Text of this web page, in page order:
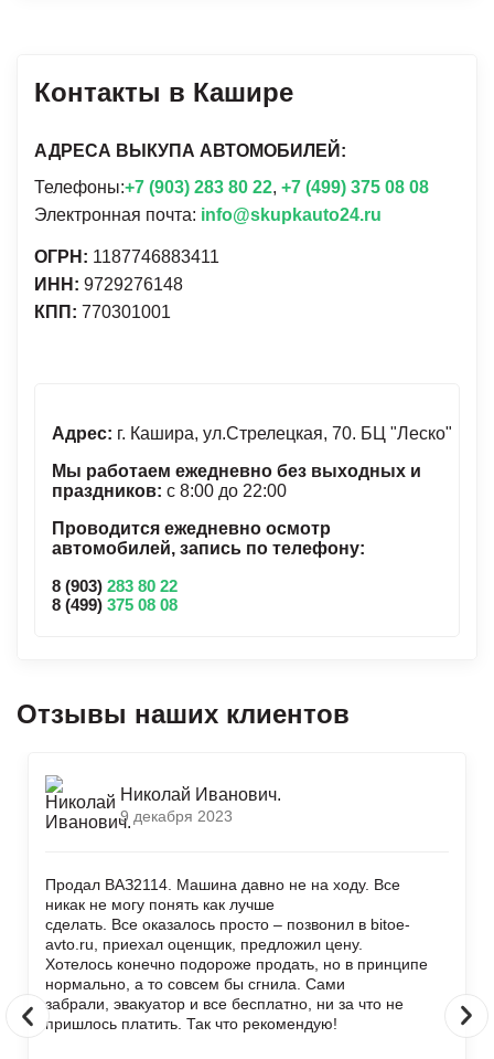
Контакты в Кашире
АДРЕCА ВЫКУПА АВТОМОБИЛЕЙ:
Телефоны:+7 (903) 283 80 22, +7 (499) 375 08 08
Электронная почта: info@skupkauto24.ru
ОГРН: 1187746883411
ИНН: 9729276148
КПП: 770301001
Адрес: г. Кашира, ул.Стрелецкая, 70. БЦ "Леско"
Мы работаем ежедневно без выходных и
праздников: с 8:00 до 22:00
Проводится ежедневно осмотр
автомобилей, запись по телефону:
8 (903) 283 80 22
8 (499) 375 08 08
Отзывы наших клиентов
Николай Иванович.
9 декабря 2023
Продал ВАЗ2114. Машина давно не на ходу. Все
никак не могу понять как лучше
сделать. Все оказалось просто – позвонил в bitoe-
avto.ru, приехал оценщик, предложил цену.
Хотелось конечно подороже продать, но в принципе
нормально, а то совсем бы сгнила. Сами
забрали, эвакуатор и все бесплатно, ни за что не
пришлось платить. Так что рекомендую!